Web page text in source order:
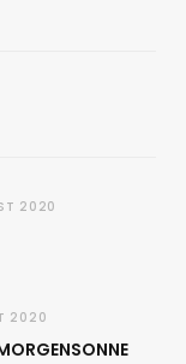
2020
2020